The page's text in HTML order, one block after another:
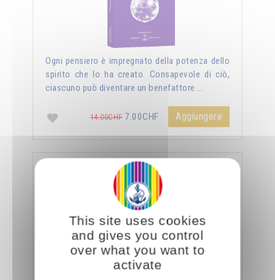
Ogni pensiero è impregnato della potenza dello
spirito che lo ha creato. Consapevole di ciò,
ciascuno può diventare un benefattore …
14.00CHF7.00CHF Aggiungere
La sessualità forza del cielo
This site uses cookies
and gives you control
over what you want to
activate